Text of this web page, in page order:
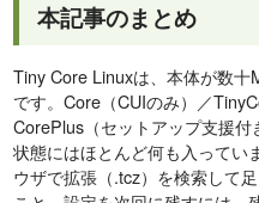
本記事のまとめ
Tiny Core Linuxは、本体が数
です。Core（CUIのみ）／
CorePlus（セットアップ支援
状態にはほとんど何も入ってい
ウザで拡張（.tcz）を検索して